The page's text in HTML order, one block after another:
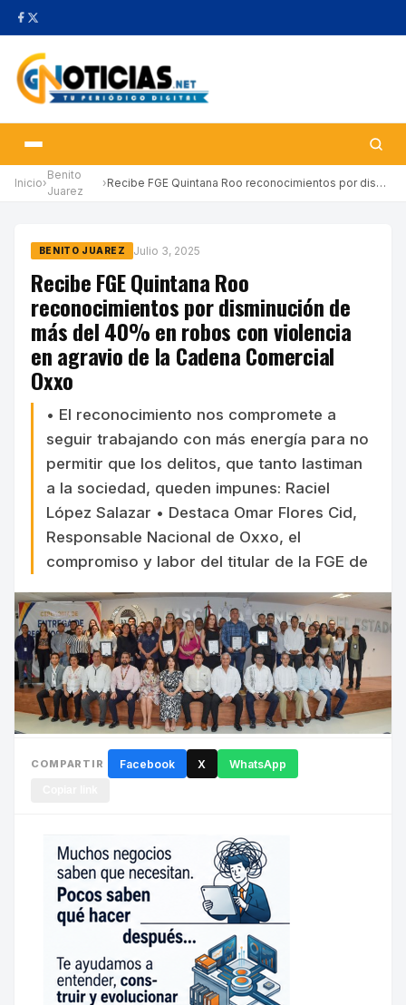
Inicio›
Benito
Juarez
› Recibe FGE Quintana Roo reconocimientos por disminución de más d…
BENITO JUAREZ Julio 3, 2025
Recibe FGE Quintana Roo
reconocimientos por disminución de
más del 40% en robos con violencia
en agravio de la Cadena Comercial
Oxxo
• El reconocimiento nos compromete a
seguir trabajando con más energía para no
permitir que los delitos, que tanto lastiman
a la sociedad, queden impunes: Raciel
López Salazar • Destaca Omar Flores Cid,
Responsable Nacional de Oxxo, el
compromiso y labor del titular de la FGE de
COMPARTIR Facebook X WhatsApp